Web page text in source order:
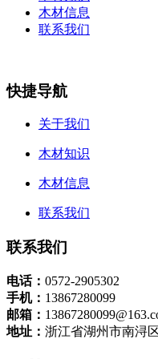
木材信息
联系我们
快捷导航
关于我们
木材知识
木材信息
联系我们
联系我们
电话： 0572-2905302
手机： 13867280099
邮箱：
地址： 浙江省湖州市南浔